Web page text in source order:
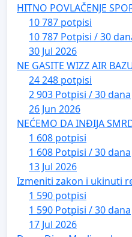
HITNO POVLAČENJE
10 787 potpisi
10 787 Potpisi / 30
30 Jul 2026
NE GASITE WIZZ AIR
24 248 potpisi
2 903 Potpisi / 30 dana
26 Jun 2026
NEĆEMO DA INĐIJA
1 608 potpisi
1 608 Potpisi / 30 dana
13 Jul 2026
Izmeniti zakon i ukinuti
1 590 potpisi
1 590 Potpisi / 30 dana
17 Jul 2026